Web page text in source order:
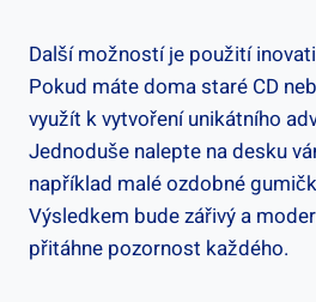
Další možností je použití
Pokud máte doma staré CD
využít k vytvoření unikátního
Jednoduše nalepte na desku
například malé ozdobné
Výsledkem bude zářivý a
přitáhne pozornost každého.